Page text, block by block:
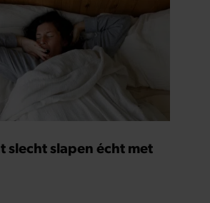
slecht slapen écht met